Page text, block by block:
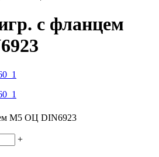
с фланцем
М5 ОЦ DIN6923
+